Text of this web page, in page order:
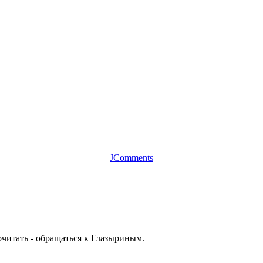
JComments
- обращаться к Глазыриным.